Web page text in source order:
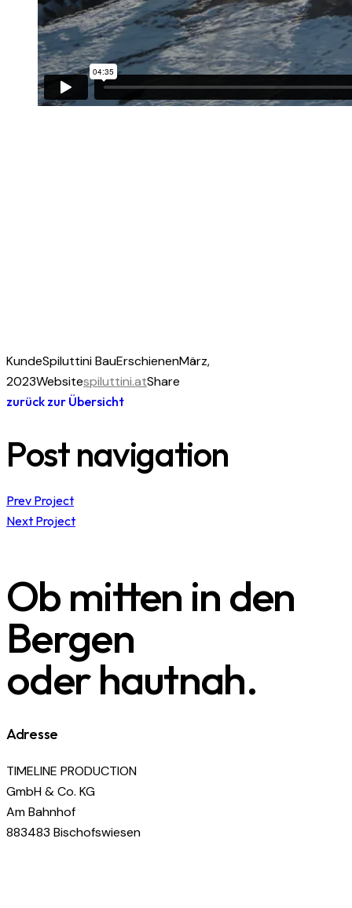
KundeSpiluttini BauErschienenMärz,
2023Websitespiluttini.atShare
zurück zur Übersicht
Post navigation
Prev Project
Next Project
Ob mitten in den
Bergen
oder hautnah.
Adresse
TIMELINE PRODUCTION
GmbH & Co. KG
Am Bahnhof
883483 Bischofswiesen